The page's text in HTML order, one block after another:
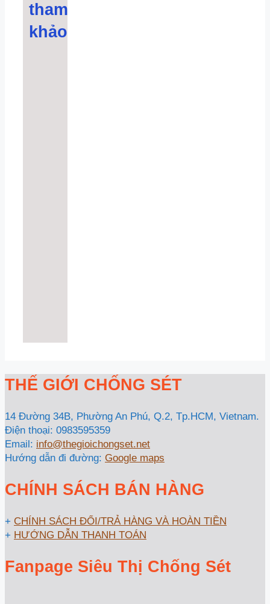
tham
khảo
THẾ GIỚI CHỐNG SÉT
14 Đường 34B, Phường An Phú, Q.2, Tp.HCM, Vietnam.
Điện thoại: 0983595359
Email: info@thegioichongset.net
Hướng dẫn đi đường: Google maps
CHÍNH SÁCH BÁN HÀNG
+ CHÍNH SÁCH ĐỔI/TRẢ HÀNG VÀ HOÀN TIỀN
+ HƯỚNG DẪN THANH TOÁN
Fanpage Siêu Thị Chống Sét